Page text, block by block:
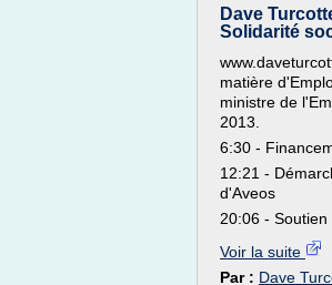
Dave
Solidarité
matière
ministre de
2013.
6:30 -
12:21 -
d'Aveos
20:06 -
Voir la suite
Par : Dave